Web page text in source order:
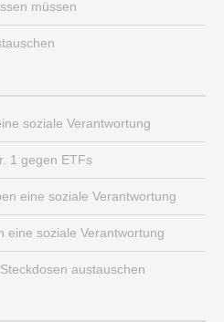
müssen
soziale Verantwortung
1 gegen ETFs
eine soziale Verantwortung
eine soziale Verantwortung
austauschen